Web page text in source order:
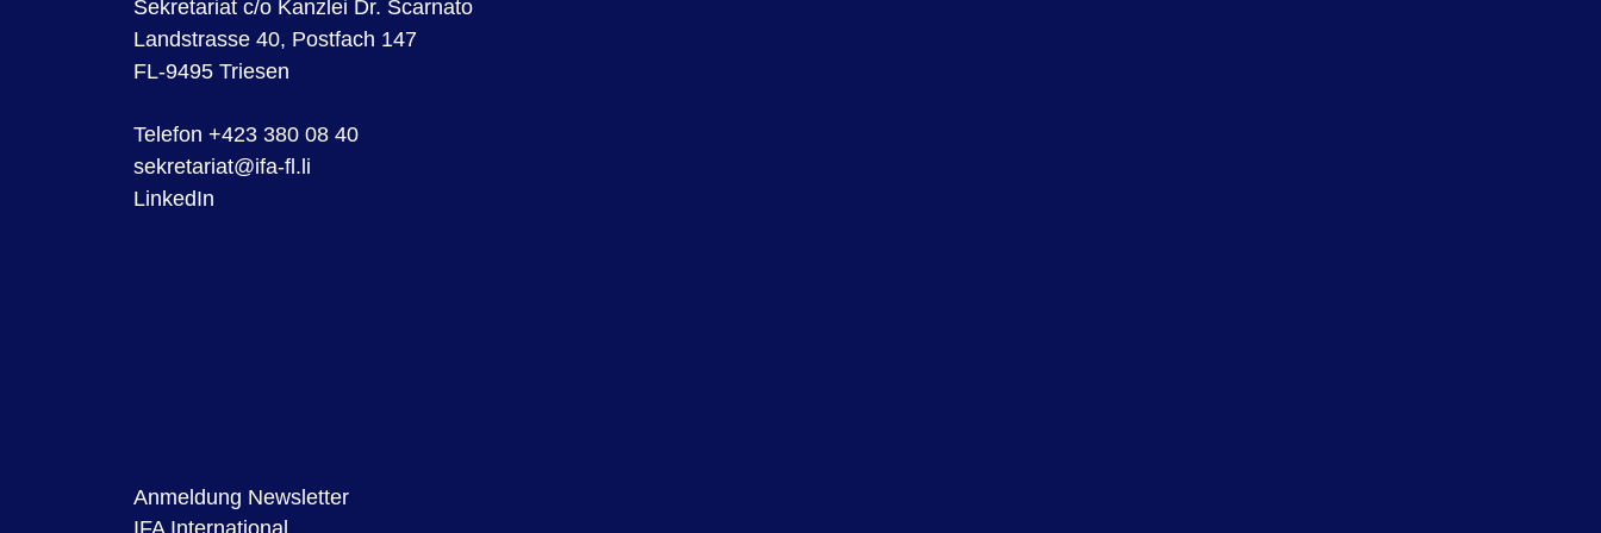
Sekretariat c/o Kanzlei Dr. Scarnato
Landstrasse 40, Postfach 147
FL-9495 Triesen
Telefon +423 380 08 40
sekretariat@ifa-fl.li
LinkedIn
Anmeldung Newsletter
IFA International